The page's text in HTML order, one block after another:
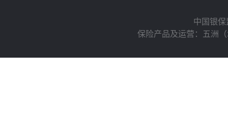
中国银
保险产品及运营：五洲